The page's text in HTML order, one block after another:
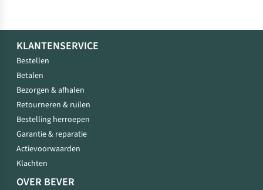
KLANTENSERVICE
Bestellen
Betalen
Bezorgen & afhalen
Retourneren & ruilen
Bestelling herroepen
Garantie & reparatie
Actievoorwaarden
Klachten
OVER BEVER